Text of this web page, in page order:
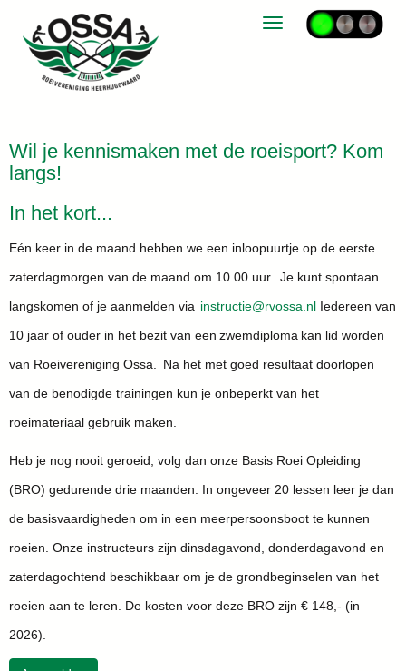
Toggle navigation
Wil je kennismaken met de roeisport? Kom
langs!
In het kort...
Eén keer in de maand hebben we een inloopuurtje op de eerste
zaterdagmorgen van de maand om 10.00 uur. Je kunt spontaan
langskomen of je aanmelden via eitcurtsni@rvossa.nl Iedereen van
10 jaar of ouder in het bezit van een zwemdiploma kan lid worden
van Roeivereniging Ossa. Na het met goed resultaat doorlopen
van de benodigde trainingen kun je onbeperkt van het
roeimateriaal gebruik maken.
Heb je nog nooit geroeid, volg dan onze Basis Roei Opleiding
(BRO) gedurende drie maanden. In ongeveer 20 lessen leer je dan
de basisvaardigheden om in een meerpersoonsboot te kunnen
roeien. Onze instructeurs zijn dinsdagavond, donderdagavond en
zaterdagochtend beschikbaar om je de grondbeginselen van het
roeien aan te leren. De kosten voor deze BRO zijn € 148,- (in
2026).